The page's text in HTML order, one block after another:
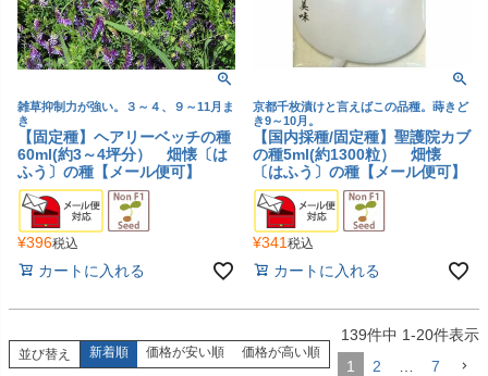
雑草抑制力が強い。３～４、９～11月ま
き
【固定種】ヘアリーベッチの種
60ml(約3～4坪分） 畑懐〔は
ふう〕の種【メール便可】
¥396税込
カートに入れる
京都千枚漬けと言えばこの品種。蒔きど
き9～10月。
【国内採種/固定種】聖護院カブ
の種5ml(約1300粒） 畑懐
〔はふう〕の種【メール便可】
¥341 税込
カートに入れる
並び替え 新着順 価格が安い順 価格が高い順
139件中 1-20件表示
1
2 7